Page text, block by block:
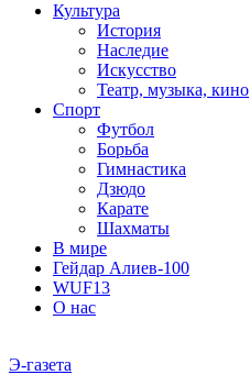
Культура
История
Наследие
Искусство
Театр, музыка, кино
Спорт
Футбол
Борьба
Гимнастика
Дзюдо
Карате
Шахматы
В мире
Гейдар Алиев-100
WUF13
О нас
Э-газета